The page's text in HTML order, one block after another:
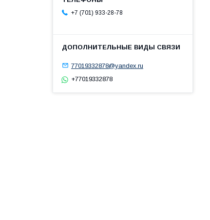
+7 (701) 933-28-78
77019332878@yandex.ru
+77019332878